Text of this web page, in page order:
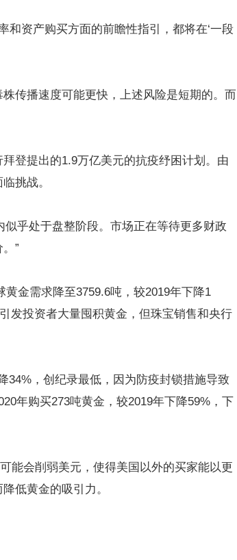
和资产购买方面的前瞻性指引，都将在‘一段
传播速度可能更快，上述风险是短期的。而
登提出的1.9万亿美元的抗疫纾困计划。由
挑战。
乎处于盘整阶段。市场正在等待更多财政
”
金需求降至3759.6吨，较2019年下降1
发投资者大量囤积黄金，但珠宝销售和央行
34%，创纪录最低，因为防疫封锁措施导致
年购买273吨黄金，较2019年下降59%，下
能会削弱美元，使得美国以外的买家能以更
低黄金的吸引力。